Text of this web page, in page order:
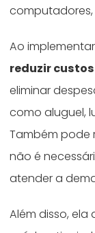
computadores,
Ao
reduzir custos
eliminar
como aluguel,
Também pode
não é
atender a
Além disso,